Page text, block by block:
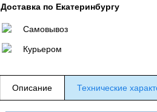
Доставка по Екатеринбургу
Самовывоз
Курьером
Описание Технические